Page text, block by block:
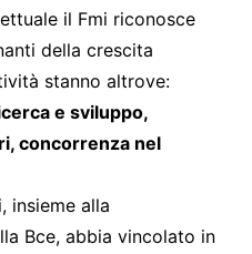
il Fmi riconosce
della crescita
stanno altrove:
e sviluppo,
concorrenza nel
insieme alla
Bce, abbia vincolato in